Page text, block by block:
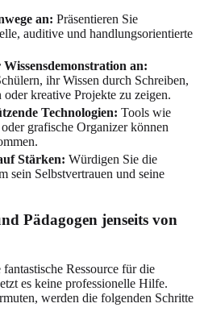
an: Präsentieren Sie
auditive und handlungsorientierte
an:
ihr Wissen durch Schreiben,
kreative Projekte zu zeigen.
Technologien: Tools wie
grafische Organizer können
Stärken: Würdigen Sie die
sein Selbstvertrauen und seine
Pädagogen jenseits von
Ressource für die
es keine professionelle Hilfe.
werden die folgenden Schritte